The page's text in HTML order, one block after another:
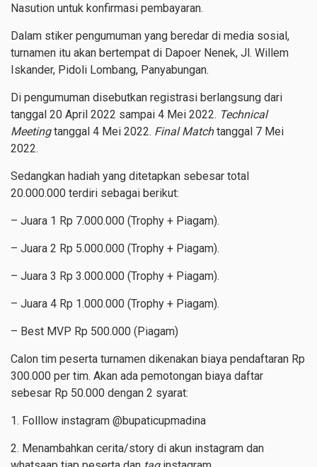
Nasution untuk konfirmasi pembayaran.
Dalam stiker pengumuman yang beredar di media sosial,
turnamen itu akan bertempat di Dapoer Nenek, Jl. Willem
Iskander, Pidoli Lombang, Panyabungan.
Di pengumuman disebutkan registrasi berlangsung dari
tanggal 20 April 2022 sampai 4 Mei 2022. Technical
Meetingtanggal 4 Mei 2022. Final Matchtanggal 7 Mei
2022.
Sedangkan hadiah yang ditetapkan sebesar total
20.000.000 terdiri sebagai berikut:
– Juara 1 Rp 7.000.000 (Trophy + Piagam).
– Juara 2 Rp 5.000.000 (Trophy + Piagam).
– Juara 3 Rp 3.000.000 (Trophy + Piagam).
– Juara 4 Rp 1.000.000 (Trophy + Piagam).
– Best MVP Rp 500.000 (Piagam)
Calon tim peserta turnamen dikenakan biaya pendaftaran Rp
300.000 per tim. Akan ada pemotongan biaya daftar
sebesar Rp 50.000 dengan 2 syarat:
1. Folllow instagram @bupaticupmadina
2. Menambahkan cerita/story di akun instagram dan